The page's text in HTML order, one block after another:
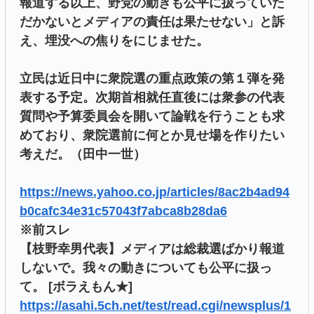
報道する以上、野党の動きも公平に扱っていた
だかないとメディアの責任は果たせない」と訴
え、埋没への焦りをにじませた。
立民は近日中に衆院選の重点政策の第１弾を発
表する予定。次期首相就任直後には衆参の代表
質問や予算委員会を開いて論戦を行うことも求
めており、衆院選前に何とか見せ場を作りたい
考えだ。（田中一世）
https://news.yahoo.co.jp/articles/8ac2b4ad94
b0cafc34e31c57043f7abca8b28da6
※前スレ
【枝野幸男代表】メディアは総裁選ばかり報道
しないで。我々の動きについても公平に扱っ
て。 [ボラえもん★]
https://asahi.5ch.net/test/read.cgi/newsplus/1